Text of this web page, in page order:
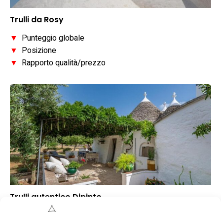
Trulli da Rosy
▼ Punteggio globale
▼ Posizione
▼ Rapporto qualità/prezzo
Trulli autentico Dipinto